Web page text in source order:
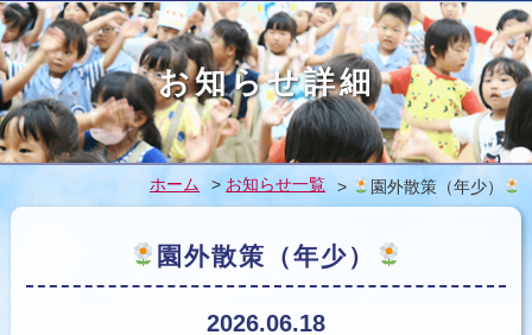
ホーム
幼稚園概要
教育目標
１日の予定
年間行事
お知らせ詳細
ホーム > お知らせ一覧 > 園外散策（年少）
園外散策（年少）
2026.06.18